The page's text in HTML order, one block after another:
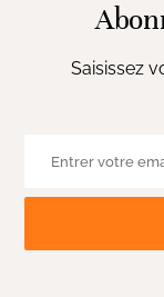
Saisissez